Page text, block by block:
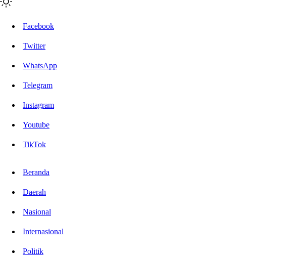
Facebook
Twitter
WhatsApp
Telegram
Instagram
Youtube
TikTok
Beranda
Daerah
Nasional
Internasional
Politik